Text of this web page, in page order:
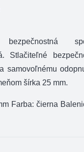
bezpečnostná
Stlačiteľné
samovoľnému
šírka 25 mm.
Farba: čierna